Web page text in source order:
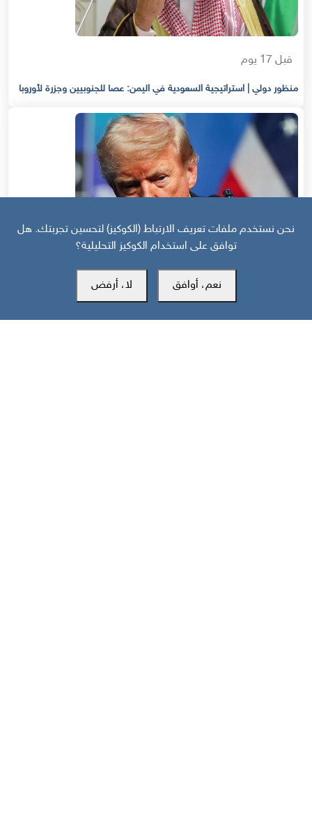
قبل 17 يوم
منظور دولي | استراتيجية السعودية في اليمن: عصا للجنوبيين وجزرة لأوروبا
نحن نستخدم ملفات تعريف الارتباط (الكوكيز) لتحسين تجربتك. هل
توافق على استخدام الكوكيز التحليلية؟
نعم، أوافق لا، أرفض